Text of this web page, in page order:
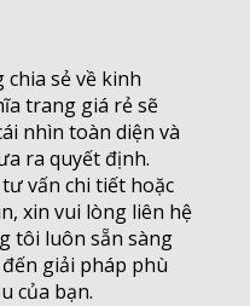
sẻ về kinh
trang giá rẻ sẽ
nhìn toàn diện và
ra quyết định.
vấn chi tiết hoặc
xin vui lòng liên hệ
tôi luôn sẵn sàng
giải pháp phù
của bạn.